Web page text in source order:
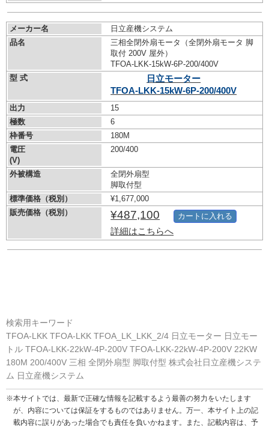
メーカー名
日立産機システム
品名
三相全閉外扇モータ（全閉外扇モータ 脚
取付 200V 屋外）
TFOA-LKK-15kW-6P-200/400V
型 式
日立モーター
TFOA-LKK-15kW-6P-200/400V
出力
15
極数
6
枠番号
180M
電圧
(V)
200/400
外被構造
全閉外扇型
脚取付型
標準価格（税別）
¥1,677,000
販売価格（税別）
¥487,100
詳細はこちらへ
カートに入れる
検索用キーワード
TFOA-LKK TFOA-LKK TFOA_LK_LKK_2/4 日立モーター 日立モー
トル TFOA-LKK-22kW-4P-200V TFOA-LKK-22kW-4P-200V 22KW
180M 200/400V 三相 全閉外扇型 脚取付型 株式会社日立産機システ
ム 日立産機システム
※本サイトでは、最新で正確な情報を記載するよう最善の努力をいたします
が、内容については保証をするものではありません。万一、本サイト上の記
載内容に誤りがあった場合でも責任を負いかねます。また、記載内容は、予